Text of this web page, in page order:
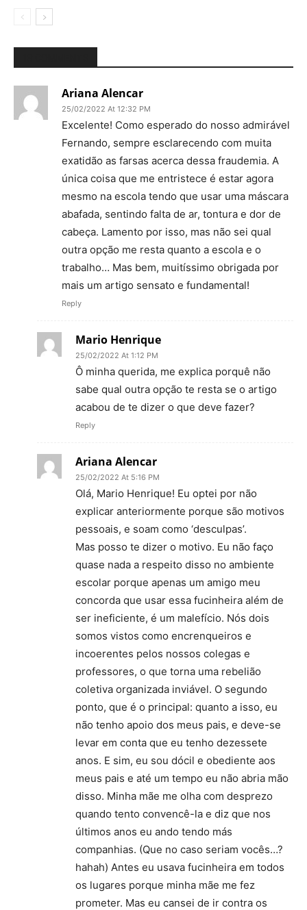
Ariana Alencar
25/02/2022 At 12:32 PM
Excelente! Como esperado do nosso admirável
Fernando, sempre esclarecendo com muita
exatidão as farsas acerca dessa fraudemia. A
única coisa que me entristece é estar agora
mesmo na escola tendo que usar uma máscara
abafada, sentindo falta de ar, tontura e dor de
cabeça. Lamento por isso, mas não sei qual
outra opção me resta quanto a escola e o
trabalho… Mas bem, muitíssimo obrigada por
mais um artigo sensato e fundamental!
Reply
Mario Henrique
25/02/2022 At 1:12 PM
Ô minha querida, me explica porquê não
sabe qual outra opção te resta se o artigo
acabou de te dizer o que deve fazer?
Reply
Ariana Alencar
25/02/2022 At 5:16 PM
Olá, Mario Henrique! Eu optei por não
explicar anteriormente porque são motivos
pessoais, e soam como ‘desculpas’.
Mas posso te dizer o motivo. Eu não faço
quase nada a respeito disso no ambiente
escolar porque apenas um amigo meu
concorda que usar essa fucinheira além de
ser ineficiente, é um malefício. Nós dois
somos vistos como encrenqueiros e
incoerentes pelos nossos colegas e
professores, o que torna uma rebelião
coletiva organizada inviável. O segundo
ponto, que é o principal: quanto a isso, eu
não tenho apoio dos meus pais, e deve-se
levar em conta que eu tenho dezessete
anos. E sim, eu sou dócil e obediente aos
meus pais e até um tempo eu não abria mão
disso. Minha mãe me olha com desprezo
quando tento convencê-la e diz que nos
últimos anos eu ando tendo más
companhias. (Que no caso seriam vocês…?
hahah) Antes eu usava fucinheira em todos
os lugares porque minha mãe me fez
prometer. Mas eu cansei de ir contra os